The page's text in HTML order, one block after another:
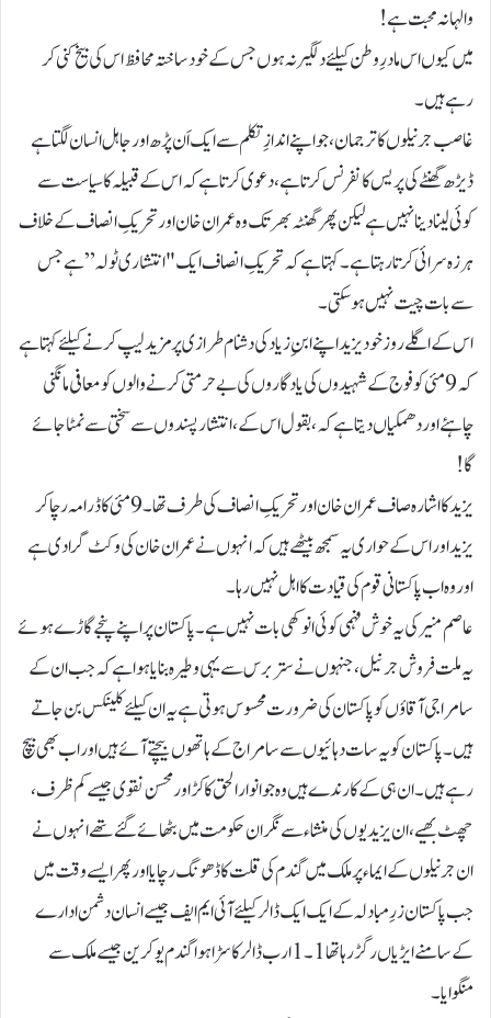
والہانہ محبت ہے !
میں کیوں اس مادرِ وطن کیلئے دلگیر نہ ہوں جس کے خود ساختہ محافظ اس کی بیخ کنی کر
رہے ہیں۔
غاصب جرنیلوں کا ترجمان ، جو اپنے اندازِ تکلم سے ایک اَن پڑھ اور جاہل انسان لگتا ہے
ڈیڑھ گھنٹے کی پریس کانفرنس کرتا ہے، دعوی کرتا ہے کہ اس کے قبیلہ کا سیاست سے
کوئی لینا دینا نہیں ہے لیکن پھر گھنٹہ بھر تک وہ عمران خان اور تحریکِ انصاف کے خلاف
ہرزہ سرائی کرتا رہتا ہے۔ کہتا ہے کہ تحریکِ انصاف ایک "انتشاری ٹولہ” ہے جس
سے بات چیت نہیں ہوسکتی۔
اس کے اگلے روز خود یزید اپنے ابنِ زیاد کی دشنام طرازی پر مزید لیپ کرنے کیلئے کہتا ہے
کہ 9 مئی کو فوج کے شہیدوں کی یادگاروں کی بے حرمتی کرنے والوں کو معافی مانگنی
چاہئے اور دھمکیاں دیتا ہے کہ، بقول اس کے، انتشار پسندوں سے سختی سے نمٹا جائے
گا!
یزید کا اشارہ صاف عمران خان اور تحریکِ انصاف کی طرف تھا۔ 9 مئی کا ڈرامہ رچاکر
یزید اور اس کے حواری یہ سمجھ بیٹھے ہیں کہ انہوں نے عمران خان کی وکٹ گرادی ہے
اور وہ اب پاکستانی قوم کی قیادت کا اہل نہیں رہا۔
عاصم منیر کی یہ خوش فہمی کوئی انوکھی بات نہیں ہے۔ پاکستان پر اپنے پنجے گاڑے ہوئے
یہ ملت فروش جرنیل، جنہوں نے ستر برس سے یہی وطیرہ بنایا ہوا ہے کہ جب ان کے
سامراجی آقاؤں کو پاکستان کی ضرورت محسوس ہوتی ہے یہ ان کیلئے کلینکس بن جاتے
ہیں۔ پاکستان کو یہ سات دہائیوں سے سامراج کے ہاتھوں بیچتے آئے ہیں اور اب بھی بیچ
رہے ہیں۔ ان ہی کے کارندے ہیں وہ جو انوار الحق کاکڑ اور محسن نقوی جیسے کم ظرف،
چھٹ بھیے، ان یزیدیوں کی منشاء سے نگران حکومت میں بٹھائے گئے تھے انہوں نے
ان جرنیلوں کے ایماء پر ملک میں گندم کی قلت کا ڈھونگ رچایا اور پھر ایسے وقت میں
جب پاکستان زرِ مبادلہ کے ایک ایک ڈالر کیلئے آئی ایم ایف جیسے انسان دشمن ادارے
کے سامنے ایڑیاں رگڑ رہا تھا 1۔1 ارب ڈالر کا سڑا ہوا گندم یوکرین جیسے ملک سے
منگوایا ۔